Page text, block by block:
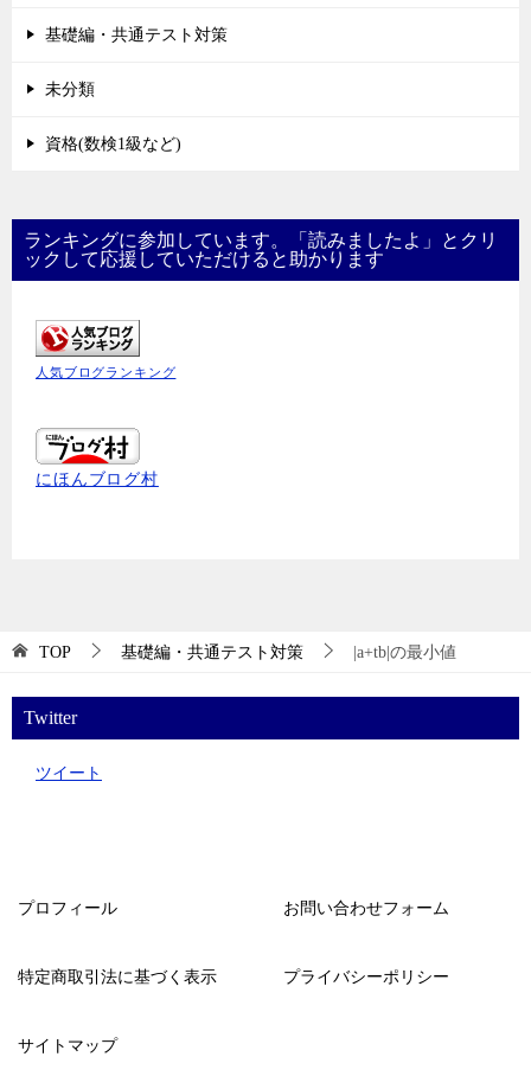
基礎編・共通テスト対策
未分類
資格(数検1級など)
ランキングに参加しています。「読みましたよ」とクリ
ックして応援していただけると助かります
人気ブログランキング
にほんブログ村
TOP 基礎編・共通テスト対策 |a+tb|の最小値
Twitter
ツイート
プロフィール お問い合わせフォーム
特定商取引法に基づく表示 プライバシーポリシー
サイトマップ